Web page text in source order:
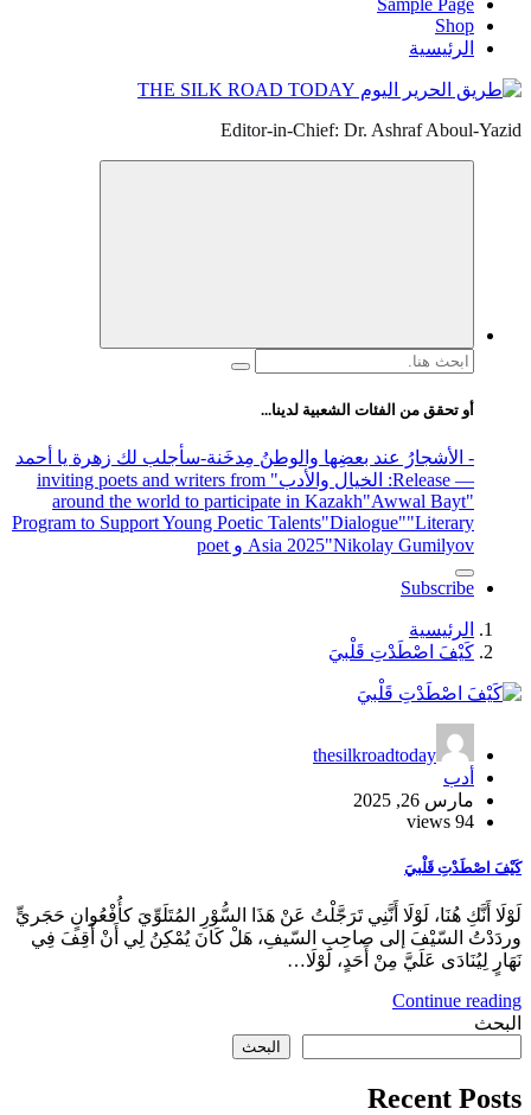
Sample Page
Shop
الرئيسية
Editor-in-Chief: Dr. Ashraf Aboul-Yazid
البحث
أو تحقق من الفئات الشعبية لدينا...
- الأشجارُ عند بعضِها والوطنُ مِدخَنة-سأجلب لك زهرة يا أحمد
— Release
: الخيال والأدب
" inviting poets and writers from
around the world to participate in Kazakh"Awwal Bayt"
Program to Support Young Poetic Talents"Dialogue""Literary
Asia 2025"Nikolay Gumilyov و poet
Subscribe
الرئيسية
كَيْفَ اصْطَدْتِ قَلْبيَ
thesilkroadtoday
أدب
مارس 26, 2025
94 views
كَيْفَ اصْطَدْتِ قَلْبيَ
لَوْلَا أَنَّكِ هُنَا، لَوْلَا أَنَّنِي تَرَجَّلْتُ عَنْ هَذَا السُّوْرِ المُتَلَوِّيَ كأُفْعُوانٍ حَجَريٍّ
وردَدْتُ السّيْفَ إلى صاحِبِ السّيفِ، هَلْ كَانَ يُمْكِنُ لِي أَنْ أَقِفَ فِي
نَهَارٍ لِيُنَادَى عَلَيَّ مِنْ أَحَدٍ، لَوْلَا…
Continue reading
البحث
البحث
Recent Posts